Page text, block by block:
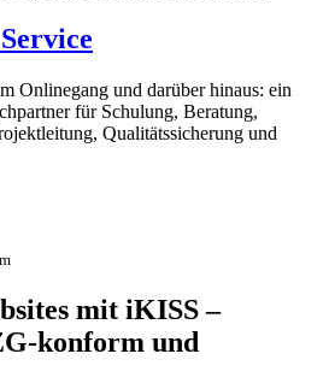
Onlinegang und darüber hinaus: ein
für Schulung, Beratung,
Qualitätssicherung und
mit iKISS –
konform und